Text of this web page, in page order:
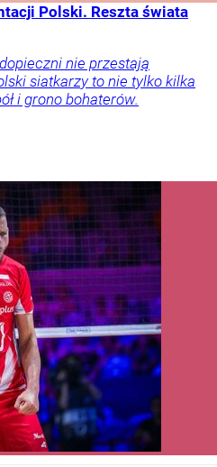
Polski. Reszta świata
nie przestają
siatkarzy to nie tylko kilka
i grono bohaterów.